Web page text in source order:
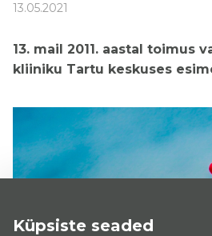
Küpsiste seaded
13.05.2021
13. mail 2011. aastal toimus
kliiniku Tartu keskuses